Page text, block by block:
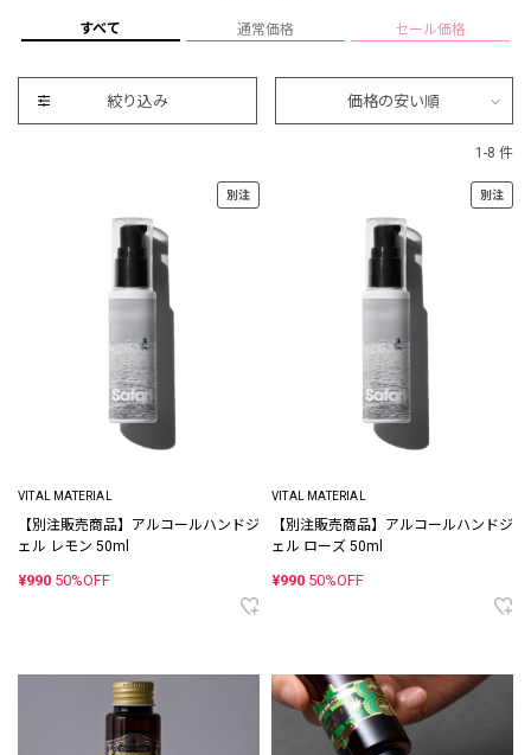
すべて 通常価格 セール価格
絞り込み 価格の安い順
1-8 件
別注
VITAL MATERIAL
【別注販売商品】アルコールハンドジ
ェル レモン 50ml
¥990 50%OFF
別注
VITAL MATERIAL
【別注販売商品】アルコールハンドジ
ェル ローズ 50ml
¥990 50%OFF